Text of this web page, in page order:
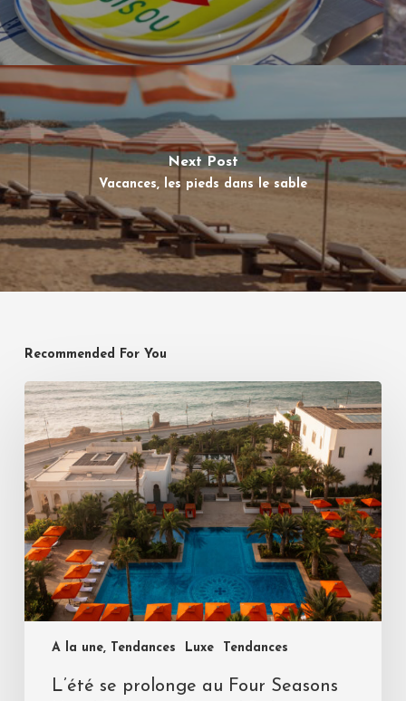
Next Post
Vacances, les pieds dans le sable
Recommended For You
A la une, Tendances Luxe Tendances
L’été se prolonge au Four Seasons